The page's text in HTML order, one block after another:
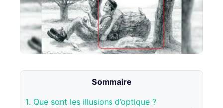
Sommaire
1. Que sont les illusions d’optique ?